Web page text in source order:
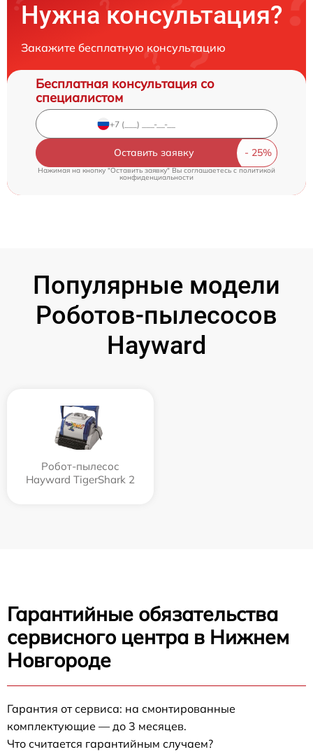
Нужна консультация?
Закажите бесплатную консультацию
Бесплатная консультация со
специалистом
Оставить заявку
Нажимая на кнопку "Оставить заявку" Вы соглашаетесь c политикой
конфиденциальности
Популярные модели
Роботов-пылесосов
Hayward
Робот-пылесос
Hayward TigerShark 2
Гарантийные обязательства
сервисного центра в Нижнем
Новгороде
Гарантия от сервиса: на смонтированные
комплектующие — до 3 месяцев.
Что считается гарантийным случаем?